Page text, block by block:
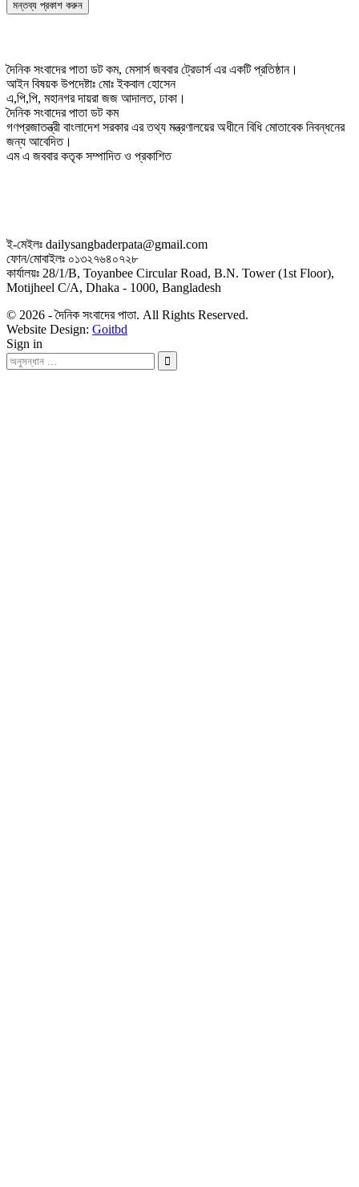
দৈনিক সংবাদের পাতা ডট কম, মেসার্স জববার ট্রেডার্স এর একটি প্রতিষ্ঠান।
আইন বিষয়ক উপদেষ্টাঃ মোঃ ইকবাল হোসেন
এ,পি,পি, মহানগর দায়রা জজ আদালত, ঢাকা।
দৈনিক সংবাদের পাতা ডট কম
গণপ্রজাতন্ত্রী বাংলাদেশ সরকার এর তথ্য মন্ত্রণালয়ের অধীনে বিধি মোতাবেক নিবন্ধনের
জন্য আবেদিত।
এম এ জববার কতৃক সম্পাদিত ও প্রকাশিত
ই-মেইলঃ dailysangbaderpata@gmail.com
ফোন/মোবাইলঃ ০১৩২৭৬৪০৭২৮
কার্যালয়ঃ 28/1/B, Toyanbee Circular Road, B.N. Tower (1st Floor),
Motijheel C/A, Dhaka - 1000, Bangladesh
© 2026 - দৈনিক সংবাদের পাতা. All Rights Reserved.
Website Design: Goitbd
Sign in